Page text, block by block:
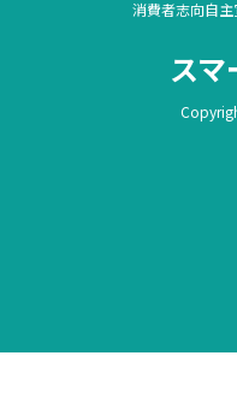
消費者志向自主
ス